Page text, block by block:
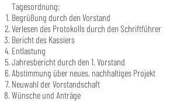
Tagesordnung:
Begrüßung durch den Vorstand
Verlesen des Protokolls durch den Schriftführer
Bericht des Kassiers
Entlastung
Jahresbericht durch den 1. Vorstand
Abstimmung über neues, nachhaltiges Projekt
Neuwahl der Vorstandschaft
Wünsche und Anträge